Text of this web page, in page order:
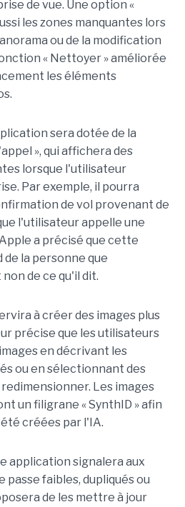
de vue. Une option «
les zones manquantes lors
ou de la modification
« Nettoyer » améliorée
les éléments
sera dotée de la
», qui affichera des
lorsque l'utilisateur
Par exemple, il pourra
de vol provenant de
l'utilisateur appelle une
a précisé que cette
la personne que
de ce qu'il dit.
à créer des images plus
précise que les utilisateurs
en décrivant les
ou en sélectionnant des
Les images
un filigrane « SynthID » afin
créées par l'IA.
application signalera aux
passe faibles, dupliqués ou
de les mettre à jour